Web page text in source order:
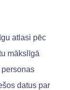
atlasi pēc
mākslīgā
datus par